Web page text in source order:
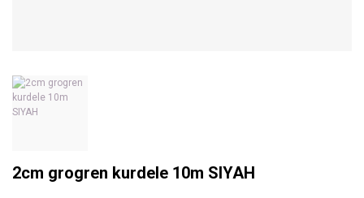
2cm grogren kurdele 10m SIYAH